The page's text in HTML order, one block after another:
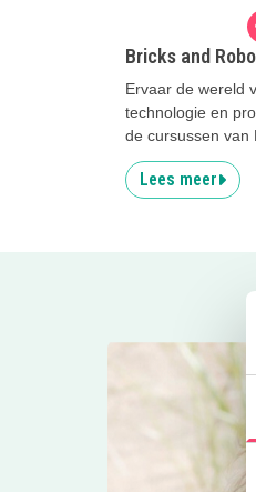
Bricks and
Ervaar de wereld
technologie en
de cursussen van
Lees meer